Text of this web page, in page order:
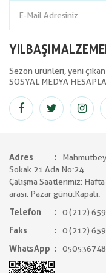
Sezon ürünleri, yeni
SOSYAL MEDYA
Adres
Sokak 21.Ada No:24
Çalışma Saatlerimiz:
arası. Pazar günü:Kapalı.
Telefon
0 (212)
Faks
0 (212)
WhatsApp